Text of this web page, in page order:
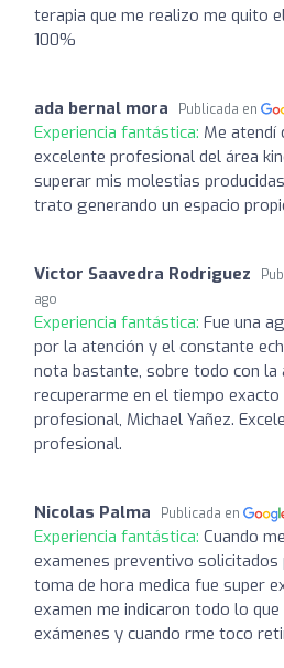
terapia que me realizo me quito
100%
ada bernal mora Publicada en
Experiencia fantástica: Me atendí
excelente profesional del área
superar mis molestias
trato generando un espacio
Victor Saavedra Rodriguez
ago
Experiencia fantástica: Fue una
por la atención y el constante
nota bastante, sobre todo con la
recuperarme en el tiempo
profesional, Michael Yañez.
profesional.
Nicolas Palma Publicada en
Experiencia fantástica: Cuando
examenes preventivo solicitados
toma de hora medica fue super
examen me indicaron todo lo
exámenes y cuando rme toco